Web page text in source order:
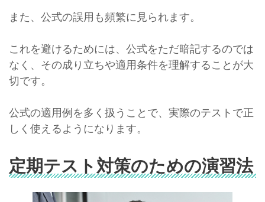
また、公式の誤用も頻繁に見られます。
これを避けるためには、公式をただ暗記するのでは
なく、その成り立ちや適用条件を理解することが大
切です。
公式の適用例を多く扱うことで、実際のテストで正
しく使えるようになります。
定期テスト対策のための演習法